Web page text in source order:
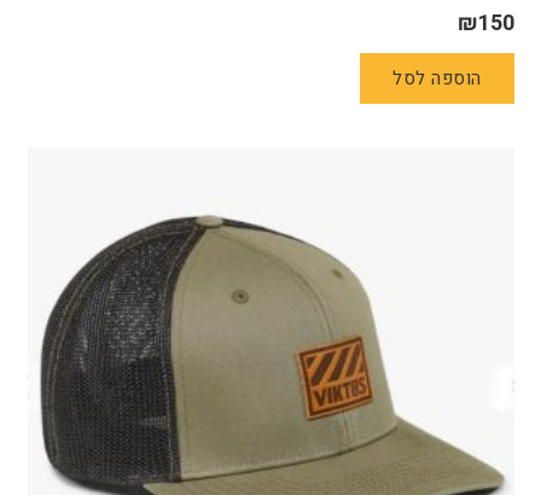
₪150
הוספה לסל